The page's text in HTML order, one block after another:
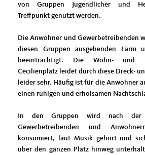
von Gruppen Jugendlicher und
Treffpunkt genutzt werden.
Die Anwohner und Gewerbetreibenden
diesen Gruppen ausgehenden Lärm
beeinträchtigt. Die Wohn- und
Cecilienplatz leidet durch diese Dreck-
leider sehr. Häufig ist für die Anwohner
einen ruhigen und erholsamen
In den Gruppen wird nach der
Gewerbetreibenden und
konsumiert, laut Musik gehört und
über den ganzen Platz hinweg